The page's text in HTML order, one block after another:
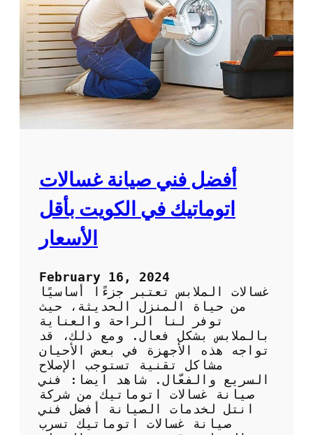
أفضل فني صيانة غسالات
اتوماتيك في الكويت بأقل
الأسعار
February 16, 2024
غسالات الملابس تعتبر جزءًا أساسيًا
من حياة المنزل الحديثة، حيث
توفر لنا الراحة والعناية
بالملابس بشكل فعال. ومع ذلك، قد
تواجه هذه الأجهزة في بعض الأحيان
مشاكل تقنية تستوجب الإصلاح
السريع والفعّال. شاهد ايضا: فني
صيانة غسالات اتوماتيك من شركة
انتل لخدمات الصيانة أفضل فني
صيانة غسالات اتوماتيك تسرب